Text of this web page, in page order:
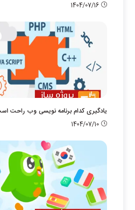
1404/07/16
یادگیری کدام برنامه نویسی وب راحت
1404/07/10